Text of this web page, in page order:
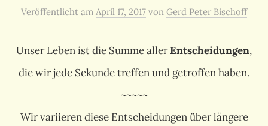
Veröffentlicht am April 17, 2017 von Gerd Peter Bischoff
Unser Leben ist die Summe allerEntscheidungen,
die wir jede Sekunde treffen und getroffen haben.
~~~~~
Wir variieren diese Entscheidungen über längere